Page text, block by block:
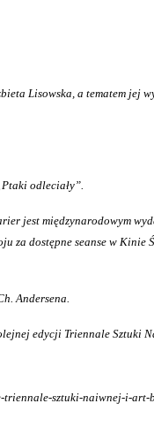
Lisowska, a tematem jej
odleciały”.
jest międzynarodowym
za dostępne seanse w Kinie
Andersena.
edycji Triennale Sztuki
triennale-sztuki-naiwnej-i-